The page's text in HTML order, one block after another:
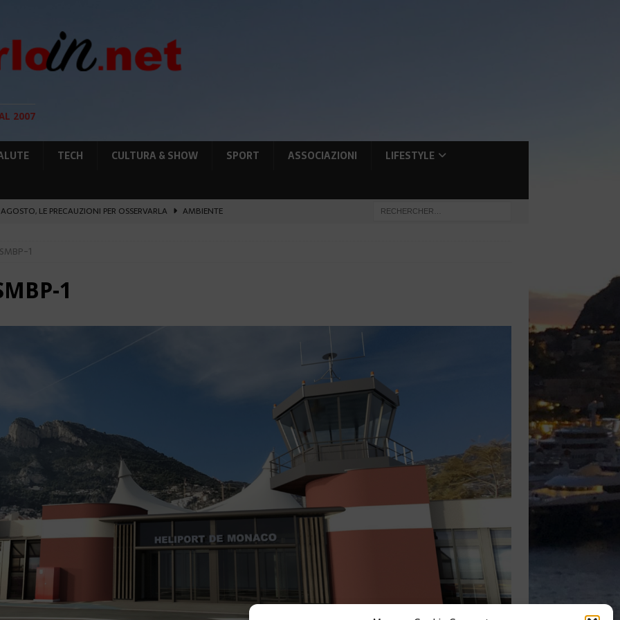
2007
TECH CULTURA & SHOW SPORT ASSOCIAZIONI
LIFESTYLE
LE PRECAUZIONI PER OSSERVARLA
AMBIENTE
ad Auschwitz-Birkenau
PORTO IL 1° MONACO ATHLETICS FESTIVAL
1
1